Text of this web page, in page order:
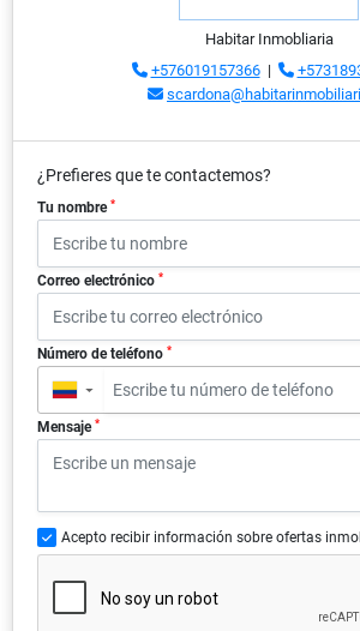
Habitar Inmobliaria
+576019157366|
¿Prefieres que te contactemos?
Tu nombre *
Correo electrónico *
Número de teléfono *
▼
Mensaje *
Acepto recibir información sobre ofertas